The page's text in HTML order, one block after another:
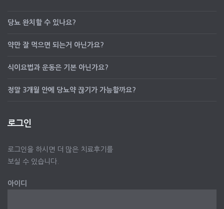
당뇨 완치할 수 있나요?
약만 잘 먹으면 되는거 아닌가요?
식이요법과 운동은 기본 아닌가요?
정말 3개월 안에 당뇨약 끊기가 가능할까요?
로그인
로그인을 하시면 더 많은 치료후기를
보실 수 있습니다.
아이디